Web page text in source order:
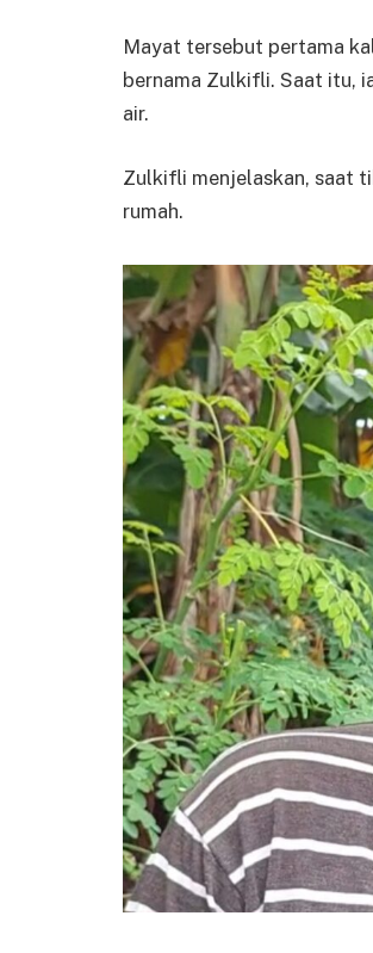
Mayat tersebut pertama
bernama Zulkifli. Saat itu,
air.
Zulkifli menjelaskan, saat
rumah.